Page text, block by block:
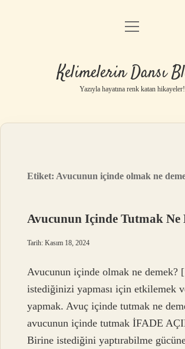
Anasayfa
Yasal Uyarı
menüyü
Kelimelerin Dansı
Yazıyla hayatına renk katan hikayeler!
Etiket: Avucunun içinde olmak ne
Avucunun Içinde Tutmak Ne
Tarih: Kasım 18, 2024
Avucunun içinde olmak ne demek?
istediğinizi yapması için etkilemek
yapmak. Avuç içinde tutmak ne
avucunun içinde tutmak İFADE
Birine istediğini yaptırabilme